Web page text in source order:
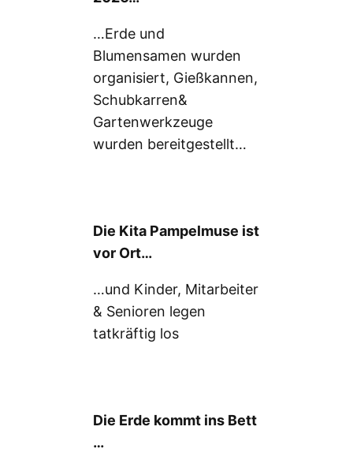
…Erde und
Blumensamen wurden
organisiert, Gießkannen,
Schubkarren&
Gartenwerkzeuge
wurden bereitgestellt…
Die Kita Pampelmuse ist
vor Ort…
…und Kinder, Mitarbeiter
& Senioren legen
tatkräftig los
Die Erde kommt ins Bett
…